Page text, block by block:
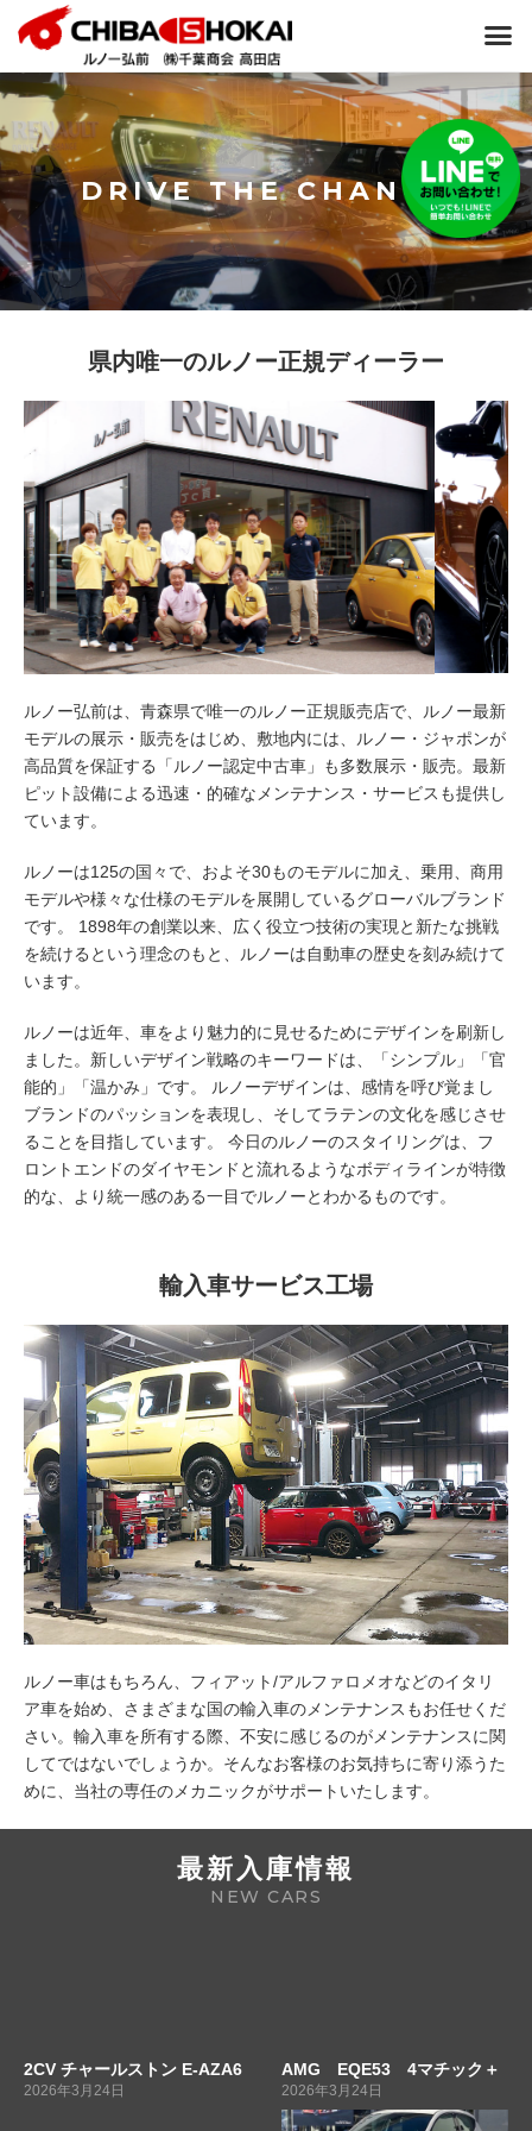
DRIVE THE CHANGE
県内唯一のルノー正規ディーラー
ルノー弘前は、青森県で唯一のルノー正規販売店で、ルノー最新
モデルの展示・販売をはじめ、敷地内には、ルノー・ジャポンが
高品質を保証する「ルノー認定中古車」も多数展示・販売。最新
ピット設備による迅速・的確なメンテナンス・サービスも提供し
ています。
ルノーは125の国々で、およそ30ものモデルに加え、乗用、商用
モデルや様々な仕様のモデルを展開しているグローバルブランド
です。 1898年の創業以来、広く役立つ技術の実現と新たな挑戦
を続けるという理念のもと、ルノーは自動車の歴史を刻み続けて
います。
ルノーは近年、車をより魅力的に見せるためにデザインを刷新し
ました。新しいデザイン戦略のキーワードは、「シンプル」「官
能的」「温かみ」です。 ルノーデザインは、感情を呼び覚まし
ブランドのパッションを表現し、そしてラテンの文化を感じさせ
ることを目指しています。 今日のルノーのスタイリングは、フ
ロントエンドのダイヤモンドと流れるようなボディラインが特徴
的な、より統一感のある一目でルノーとわかるものです。
輸入車サービス工場
ルノー車はもちろん、フィアット/アルファロメオなどのイタリ
ア車を始め、さまざまな国の輸入車のメンテナンスもお任せくだ
さい。輸入車を所有する際、不安に感じるのがメンテナンスに関
してではないでしょうか。そんなお客様のお気持ちに寄り添うた
めに、当社の専任のメカニックがサポートいたします。
最新入庫情報
NEW CARS
2CV チャールストン E-AZA6
2026年3月24日
AMG EQE53 4マチック＋
2026年3月24日